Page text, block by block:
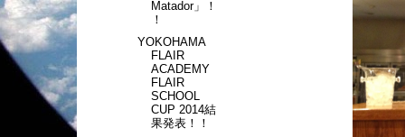
Matador」！
！
YOKOHAMA
FLAIR
ACADEMY
FLAIR
SCHOOL
CUP 2014結
果発表！！